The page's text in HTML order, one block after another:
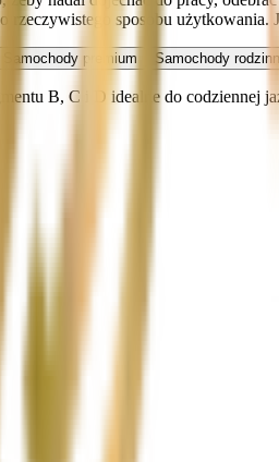
rzeczywistego sposobu
Samochody premium Samochody
B, C i D idealne do codziennej